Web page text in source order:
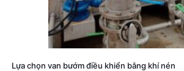
Lựa chọn van bướm điều khiển bằng khí nén